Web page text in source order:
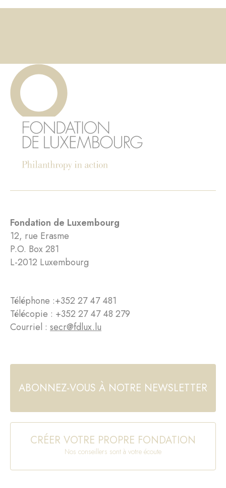
Fondation de Luxembourg
12, rue Erasme
P.O. Box 281
L-2012 Luxembourg
Téléphone :+352 27 47 481
Télécopie : +352 27 47 48 279
Courriel : secr@fdlux.lu
ABONNEZ-VOUS À NOTRE NEWSLETTER
CRÉER VOTRE PROPRE FONDATION
Nos conseillers sont à votre écoute